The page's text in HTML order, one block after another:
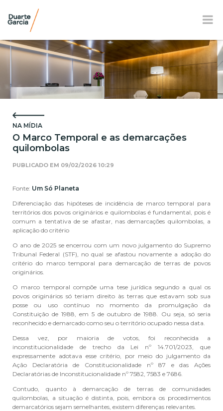
APRESENTAÇÃO
ATUAÇÃO
NOTÍCIAS E E-BOOK
RESPONSABILIDADE SOCIAL
NA MÍDIA
O Marco Temporal e as demarcações
quilombolas
PUBLICADO EM 09/02/2026 10:29
Fonte: Um Só Planeta
Diferenciação das hipóteses de incidência de marco temporal para
territórios dos povos originários e quilombolas é fundamental, pois é
comum a tentativa de se afastar, nas demarcações quilombolas, a
aplicação do critério
O ano de 2025 se encerrou com um novo julgamento do Supremo
Tribunal Federal (STF), no qual se afastou novamente a adoção do
critério do marco temporal para demarcação de terras de povos
originários.
O marco temporal compõe uma tese jurídica segundo a qual os
povos originários só teriam direito às terras que estavam sob sua
posse ou uso contínuo no momento da promulgação da
Constituição de 1988, em 5 de outubro de 1988. Ou seja, só seria
reconhecido e demarcado como seu o território ocupado nessa data.
Dessa vez, por maioria de votos, foi reconhecida a
inconstitucionalidade de trecho da Lei nº 14.701/2023, que
expressamente adotava esse critério, por meio do julgamento da
Ação Declaratória de Constitucionalidade nº 87 e das Ações
Declaratórias de Inconstitucionalidade nº 7582, 7583 e 7686.
Contudo, quanto à demarcação de terras de comunidades
quilombolas, a situação é distinta, pois, embora os procedimentos
demarcatórios sejam semelhantes, existem diferenças relevantes.